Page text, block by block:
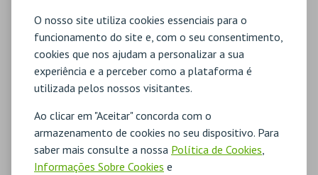
O nosso site utiliza cookies essenciais para o
funcionamento do site e, com o seu consentimento,
cookies que nos ajudam a personalizar a sua
experiência e a perceber como a plataforma é
utilizada pelos nossos visitantes.
Ao clicar em "Aceitar" concorda com o
armazenamento de cookies no seu dispositivo. Para
saber mais consulte a nossa Política de Cookies,
Informações Sobre Cookies e